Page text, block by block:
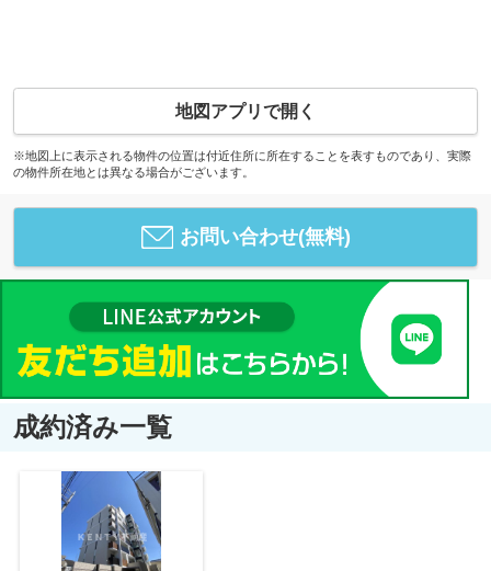
地図アプリで開く
※地図上に表示される物件の位置は付近住所に所在することを表すものであり、実際
の物件所在地とは異なる場合がございます。
お問い合わせ(無料)
成約済み一覧